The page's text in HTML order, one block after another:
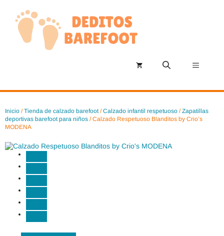
contenido
Menú
Inicio /Tienda de calzado barefoot/Calzado infantil respetuoso /Zapatillas
deportivas barefoot para niños / Calzado Respetuoso Blanditos by Crio’s
MODENA